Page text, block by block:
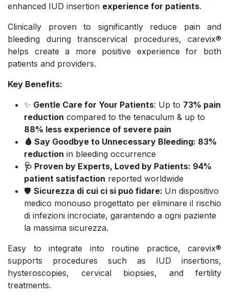
enhanced IUD insertion experience for patients.
Clinically proven to significantly reduce pain and
bleeding during transcervical procedures, carevix®
helps create a more positive experience for both
patients and providers.
Key Benefits:
✨ Gentle Care for Your Patients: Up to 73% pain
reduction compared to the tenaculum & up to
88% less experience of severe pain
🩸 Say Goodbye to Unnecessary Bleeding: 83%
reduction in bleeding occurrence
🩺 Proven by Experts, Loved by Patients: 94%
patient satisfaction reported worldwide
🛡️ Sicurezza di cui ci si può fidare: Un dispositivo
medico monouso progettato per eliminare il rischio
di infezioni incrociate, garantendo a ogni paziente
la massima sicurezza.
Easy to integrate into routine practice, carevix®
supports procedures such as IUD insertions,
hysteroscopies, cervical biopsies, and fertility
treatments.